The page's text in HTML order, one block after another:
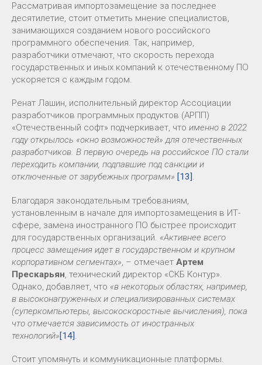
Рассматривая импортозамещение за последнее
десятилетие, стоит отметить мнение специалистов,
занимающихся созданием нового российского
программного обеспечения. Так, например,
разработчики отмечают, что скорость перехода
государственных и иных компаний к отечественному ПО
ускоряется с каждым годом.
Ренат Лашин, исполнительный директор Ассоциации
разработчиков программных продуктов (АРПП)
«Отечественный софт» подчеркивает, что именно в 2022
году открылось «окно возможностей» для отечественных
разработчиков. В первую очередь на российское ПО стали
переходить компании, подпавшие под санкции и
отключенные от зарубежных программ» [13] .
Благодаря законодательным требованиям,
установленным в начале для импортозамещения в ИТ-
сфере, замена иностранного ПО быстрее происходит
для государственных организаций. «Активнее всего
процесс замещения идет в государственном и крупном
корпоративном сегментах» , – отмечает Артем
Прескарьян , технический директор «СКБ Контур».
Однако, добавляет, что «в некоторых областях, например,
в высоконагруженных и специализированных системах
(суперкомпьютеры, высокоскоростные вычисления), пока
что отмечается зависимость от иностранных
технологий»[14]
Стоит упомянуть и коммуникационные платформы.